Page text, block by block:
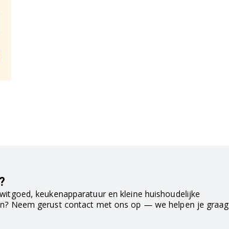
keukenapparatuur en kleine huishoudelijke
Neem gerust contact met ons op — we helpen je graag